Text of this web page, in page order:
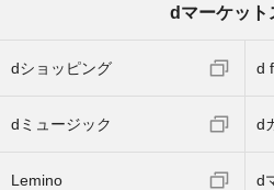
dマーケット
dショッピング d
dミュージック d
Lemino d